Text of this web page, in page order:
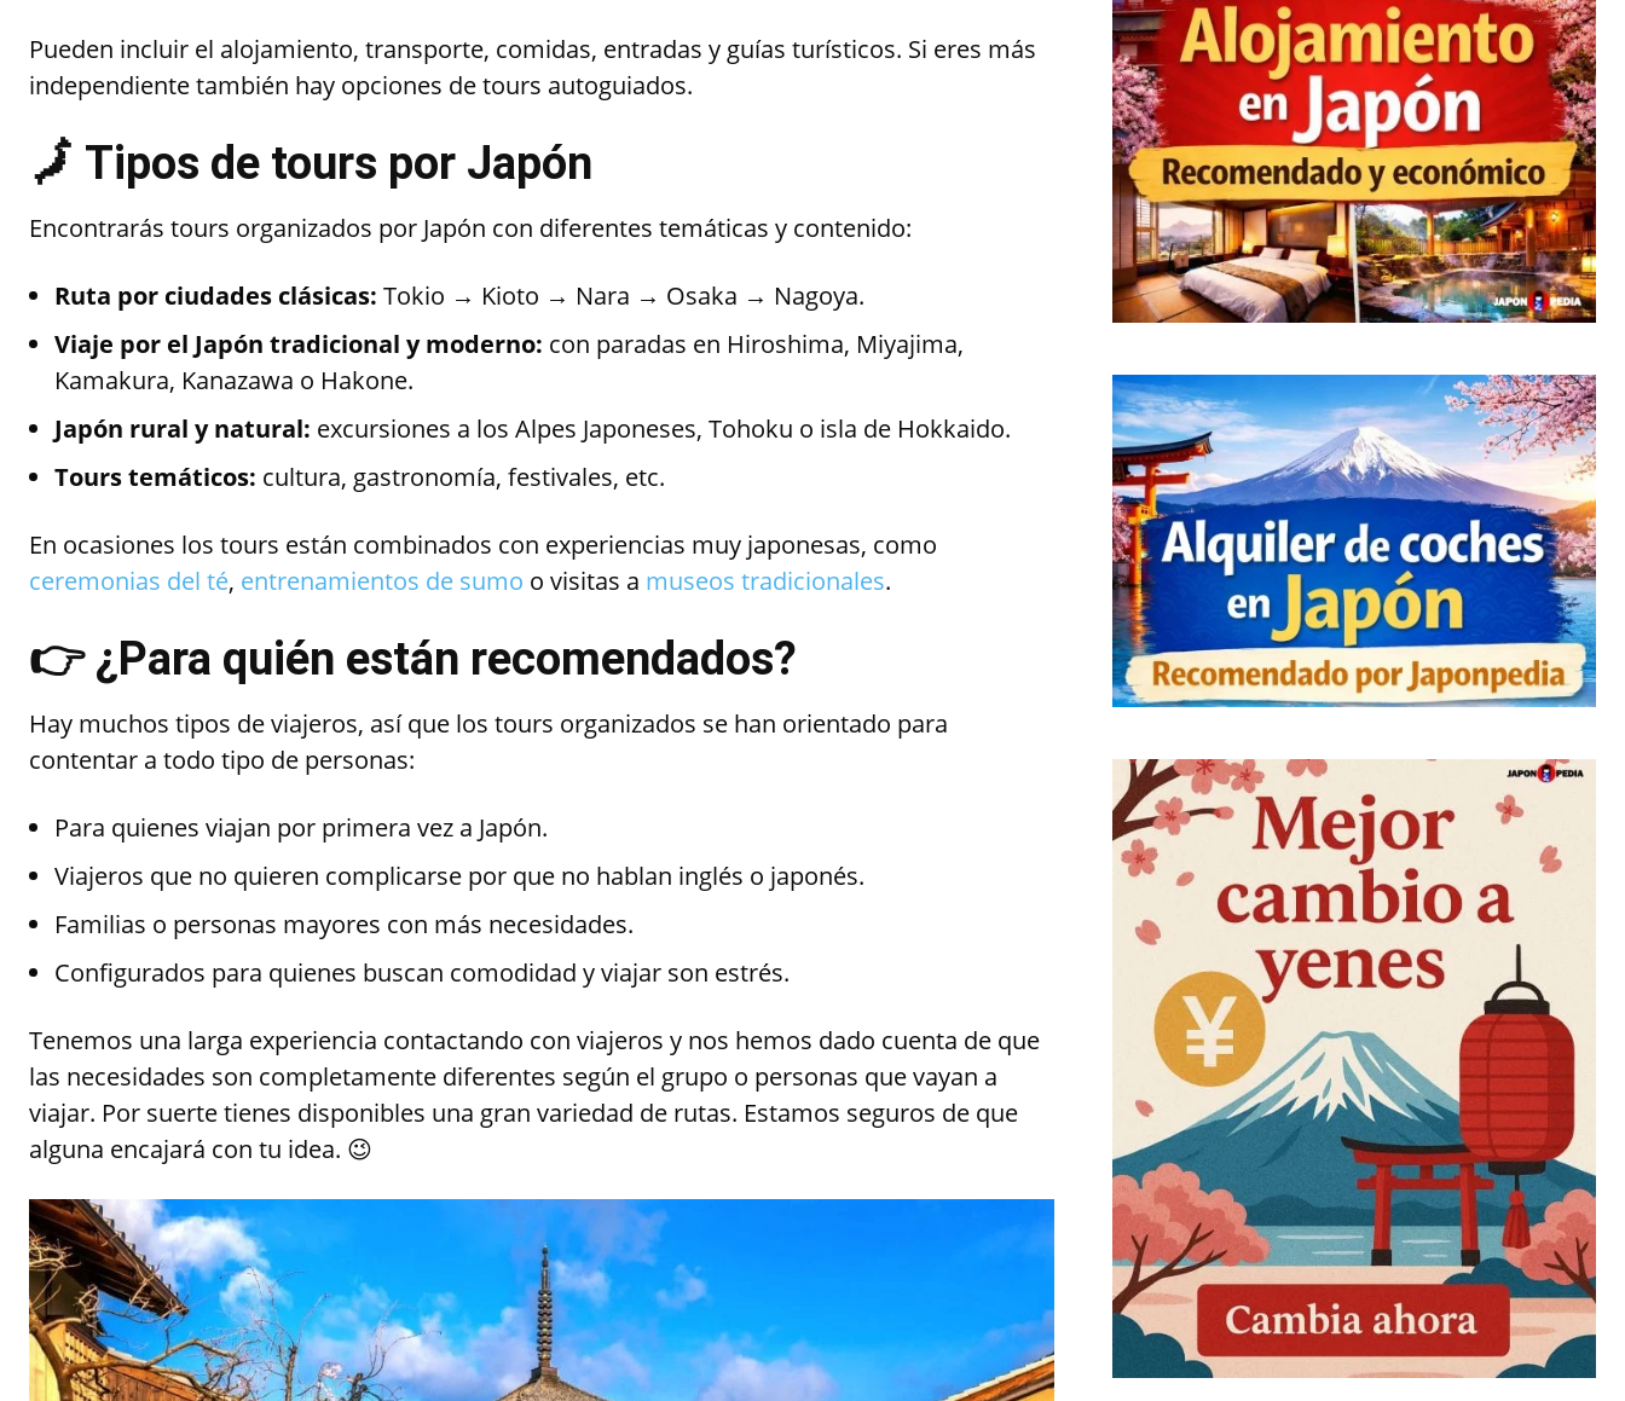
Pueden incluir el alojamiento, transporte, comidas, entradas y guías turísticos. Si eres más
independiente también hay opciones de tours autoguiados.
🗾 Tipos de tours por Japón
Encontrarás tours organizados por Japón con diferentes temáticas y contenido:
Ruta por ciudades clásicas: Tokio → Kioto → Nara → Osaka → Nagoya.
Viaje por el Japón tradicional y moderno: con paradas en Hiroshima, Miyajima,
Kamakura, Kanazawa o Hakone.
Japón rural y natural: excursiones a los Alpes Japoneses, Tohoku o isla de Hokkaido.
Tours temáticos: cultura, gastronomía, festivales, etc.
En ocasiones los tours están combinados con experiencias muy japonesas, como
ceremonias del té, entrenamientos de sumo o visitas a museos tradicionales.
👉 ¿Para quién están recomendados?
Hay muchos tipos de viajeros, así que los tours organizados se han orientado para
contentar a todo tipo de personas:
Para quienes viajan por primera vez a Japón.
Viajeros que no quieren complicarse por que no hablan inglés o japonés.
Familias o personas mayores con más necesidades.
Configurados para quienes buscan comodidad y viajar son estrés.
Tenemos una larga experiencia contactando con viajeros y nos hemos dado cuenta de que
las necesidades son completamente diferentes según el grupo o personas que vayan a
viajar. Por suerte tienes disponibles una gran variedad de rutas. Estamos seguros de que
alguna encajará con tu idea. 😉